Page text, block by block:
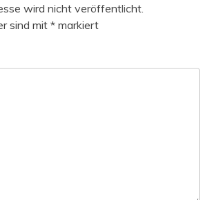
wird nicht veröffentlicht.
sind mit * markiert